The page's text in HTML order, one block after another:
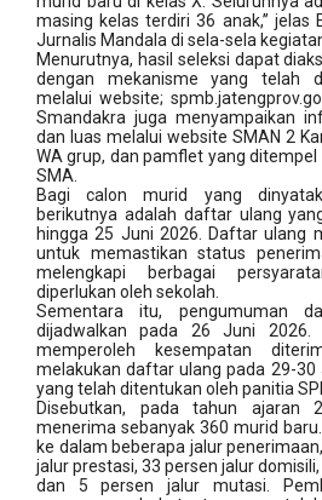
masing kelas terdiri 36 anak,’’ jelas
Jurnalis Mandala di sela-sela
Menurutnya, hasil seleksi dapat
dengan mekanisme yang telah
melalui website;
Smandakra juga menyampaikan
dan luas melalui website SMAN 2
WA grup, dan pamflet yang
SMA.
Bagi calon murid yang
berikutnya adalah daftar ulang
hingga 25 Juni 2026. Daftar ulang
untuk memastikan status
melengkapi berbagai
diperlukan oleh sekolah.
Sementara itu, pengumuman
dijadwalkan pada 26 Juni 2026.
memperoleh kesempatan
melakukan daftar ulang pada 29-30
yang telah ditentukan oleh panitia
Disebutkan, pada tahun ajaran
menerima sebanyak 360 murid
ke dalam beberapa jalur
jalur prestasi, 33 persen jalur
dan 5 persen jalur mutasi.